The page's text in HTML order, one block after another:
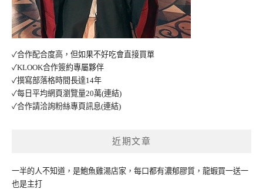
✓合作配合度高，但如果不好吃會直接買單
✓KLOOK合作簽約專屬夥伴
✓撰寫部落格時間長達14年
✓每日平均網頁瀏覽量20萬(連結)
✓合作請洽詢粉絲專頁訊息(連結)
近期文章
一半的人不知道，是鮑魚雞湯店家，每口都有濃郁膠質，龍蝦買一送一
也是主打